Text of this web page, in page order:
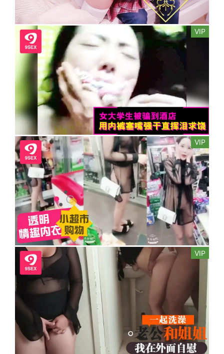
VIP
VIP
VIP